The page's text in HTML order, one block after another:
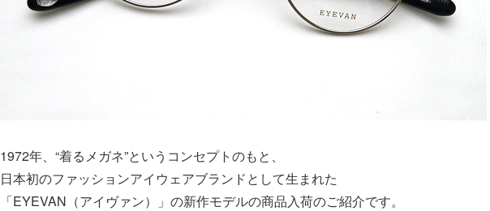
1972年、“着るメガネ”というコンセプトのもと、
日本初のファッションアイウェアブランドとして生まれた
「EYEVAN（アイヴァン）」の新作モデルの商品入荷のご紹介です。